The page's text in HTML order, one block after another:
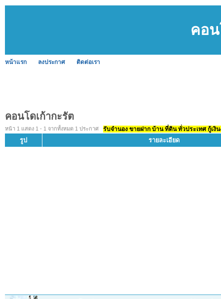
คอน
หน้าแรก ลงประกาศ ติดต่อเรา
คอนโดเก้ากะรัต
หน้า 1 แสดง 1 - 1 จากทั้งหมด 1 ประกาศ รับจำนอง ขายฝาก บ้าน ที่ดิน ทั่วประเทศ กู้เงิ
รูป รายละเอียด